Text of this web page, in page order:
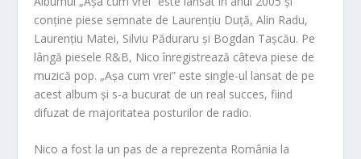
conține piese semnate de Laurențiu Duță, Alin Radu,
Laurențiu Matei, Silviu Păduraru și Bogdan Tașcău. Pe
lângă piesele R&B, Nico înregistrează câteva piese de
muzică pop. „Așa cum vrei” este single-ul lansat de pe
acest album și s-a bucurat de un real succes, fiind
difuzat de majoritatea posturilor de radio.
Nico a fost la un pas de a reprezenta România la